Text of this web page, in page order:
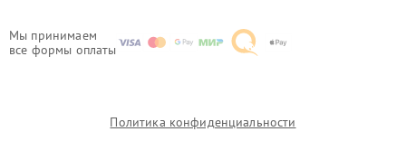
Мы принимаем
все формы оплаты
Политика конфиденциальности